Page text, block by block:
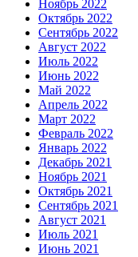
Ноябрь 2022
Октябрь 2022
Сентябрь 2022
Август 2022
Июль 2022
Июнь 2022
Май 2022
Апрель 2022
Март 2022
Февраль 2022
Январь 2022
Декабрь 2021
Ноябрь 2021
Октябрь 2021
Сентябрь 2021
Август 2021
Июль 2021
Июнь 2021